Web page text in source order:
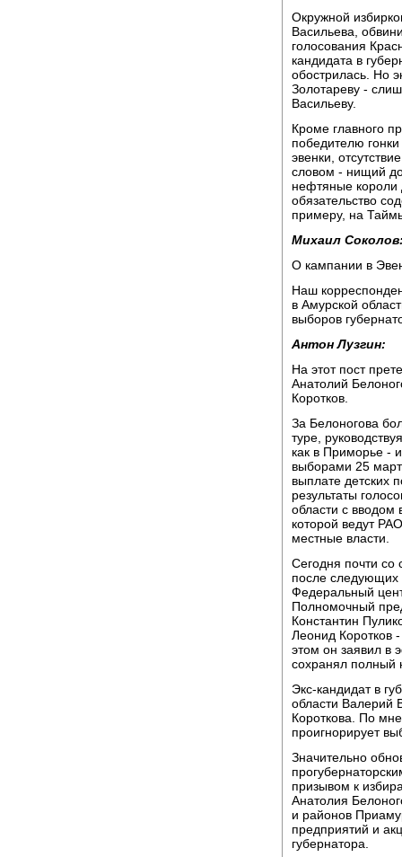
Окружной
Васильева,
голосования
кандидата в
обострилась. Но
Золотареву -
Васильеву.
Кроме главного
победителю
эвенки,
словом - нищий
нефтяные короли
обязательство
примеру, на
Михаил
О кампании в
Наш
в Амурской
выборов
Антон Лузгин:
На этот пост
Анатолий
Коротков.
За Белоногова
туре,
как в Приморье -
выборами 25
выплате детских
результаты
области с вводом
которой ведут
местные власти.
Сегодня почти со
после следующих
Федеральный
Полномочный
Константин
Леонид Коротков
этом он заявил в
сохранял полный
Экс-кандидат в
области Валерий
Короткова. По
проигнорирует
Значительно
призывом к
Анатолия
и районов
предприятий и
губернатора.